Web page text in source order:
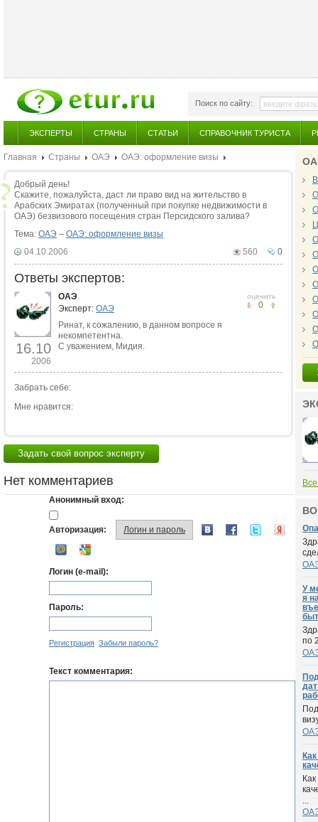
Поиск по сайту:
ЭКСПЕРТЫ СТРАНЫ СТАТЬИ СПРАВОЧНИК ТУРИСТА
Главная Страны ОАЭ ОАЭ: оформление визы
Добрый день!
Скажите, пожалуйста, даст ли право вид на жительство в
Арабских Эмиратах (полученный при покупке недвижимости в
ОАЭ) безвизового посещения стран Персидского залива?
Тема: ОАЭ – ОАЭ: оформление визы
0
560
04.10.2006
Ответы экспертов:
16.10
2006
оценить
0
ОАЭ
Эксперт: ОАЭ
Ринат, к сожалению, в данном вопросе я
некомпетентна.
С уважением, Мидия.
Забрать себе:
Мне нравится:
Задать свой вопрос эксперту
Нет комментариев
Анонимный вход:
Авторизация: Логин и пароль
Логин (e-mail):
Пароль:
Регистрация Забыли пароль?
Текст комментария:
У
я
по
...